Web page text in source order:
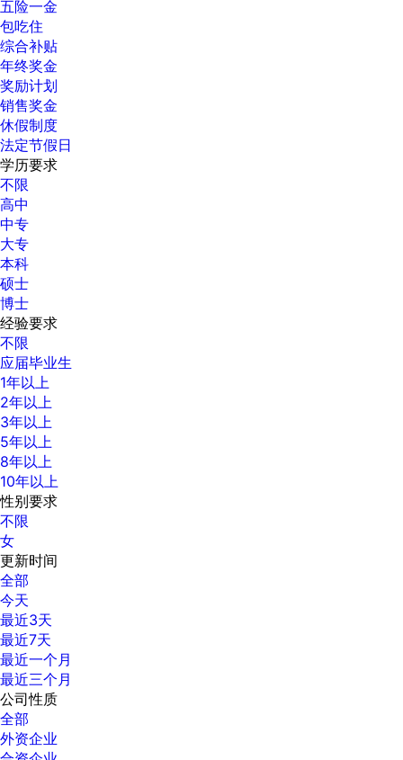
五险一金
包吃住
综合补贴
年终奖金
奖励计划
销售奖金
休假制度
法定节假日
学历要求
不限
高中
中专
大专
本科
硕士
博士
经验要求
不限
应届毕业生
1年以上
2年以上
3年以上
5年以上
8年以上
10年以上
性别要求
不限
女
更新时间
全部
今天
最近3天
最近7天
最近一个月
最近三个月
公司性质
全部
外资企业